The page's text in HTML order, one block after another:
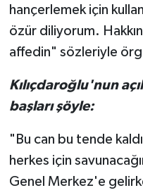
hançerlemek için
özür diliyorum.
affedin" sözleriyle
Kılıçdaroğlu'nun
başları şöyle:
"Bu can bu tende
herkes için
Genel Merkez'e